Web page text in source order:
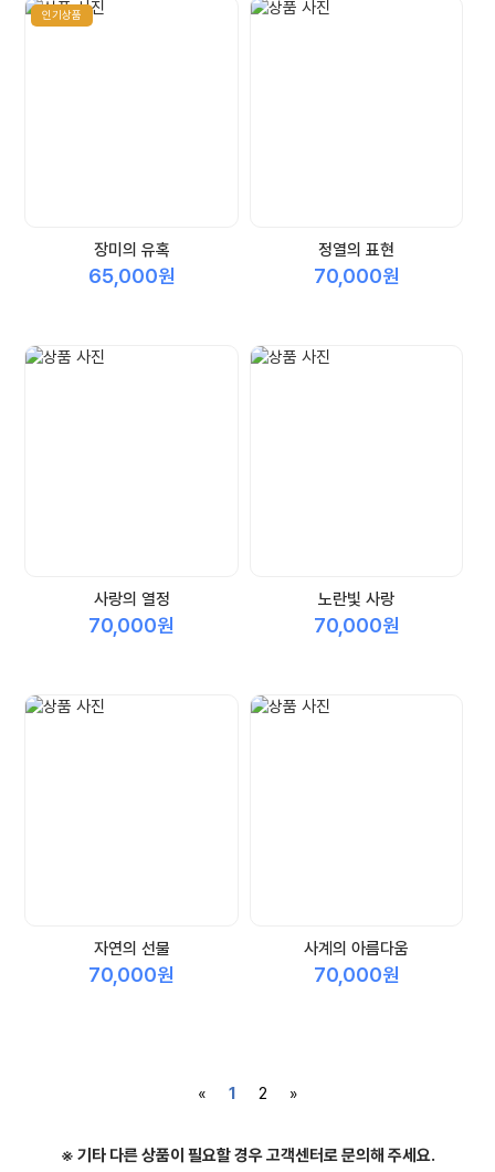
인기상품
장미의 유혹
65,000원
정열의 표현
70,000원
사랑의 열정
70,000원
노란빛 사랑
70,000원
자연의 선물
70,000원
사계의 아름다움
70,000원
« 1 2 »
※ 기타 다른 상품이 필요할 경우 고객센터로 문의해 주세요.